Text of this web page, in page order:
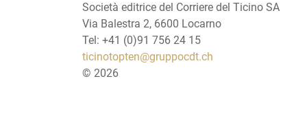
Società editrice del Corriere del Ticino SA
Via Balestra 2, 6600 Locarno
Tel: +41 (0)91 756 24 15
ticinotopten@gruppocdt.ch
© 2026